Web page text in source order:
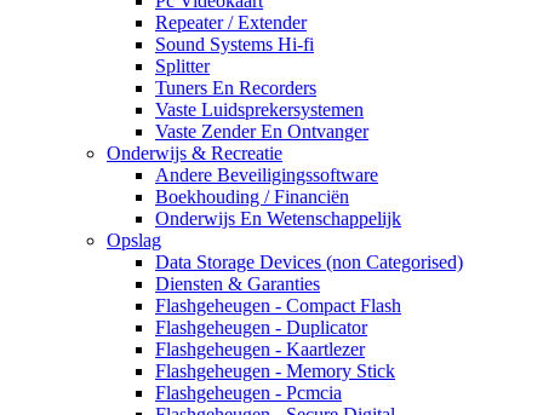
Repeater / Extender
Sound Systems Hi-fi
Splitter
Tuners En Recorders
Vaste Luidsprekersystemen
Vaste Zender En Ontvanger
Onderwijs & Recreatie
Andere Beveiligingssoftware
Boekhouding / Financiën
Onderwijs En Wetenschappelijk
Opslag
Data Storage Devices (non Categorised)
Diensten & Garanties
Flashgeheugen - Compact Flash
Flashgeheugen - Duplicator
Flashgeheugen - Kaartlezer
Flashgeheugen - Memory Stick
Flashgeheugen - Pcmcia